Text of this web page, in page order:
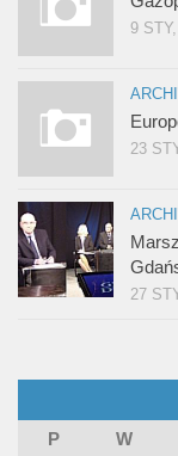
9
23
27
P
W